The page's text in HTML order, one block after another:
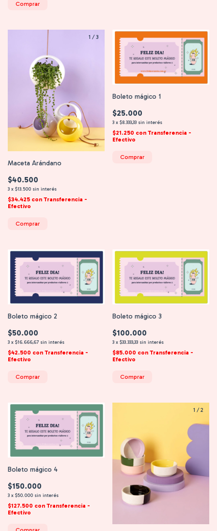
Comprar
1 /3
Maceta Arándano
$40.500
3 x $13.500 sin interés
$34.425 con Transferencia -
Efectivo
Comprar
Boleto mágico 1
$25.000
3 x $8.333,33 sin interés
$21.250 con Transferencia -
Efectivo
Boleto mágico 2
$50.000
3 x $16.666,67 sin interés
$42.500 con Transferencia -
Efectivo
Boleto mágico 3
$100.000
3 x $33.333,33 sin interés
$85.000 con Transferencia -
Efectivo
Boleto mágico 4
$150.000
3 x $50.000 sin interés
$127.500 con Transferencia -
Efectivo
1 /2